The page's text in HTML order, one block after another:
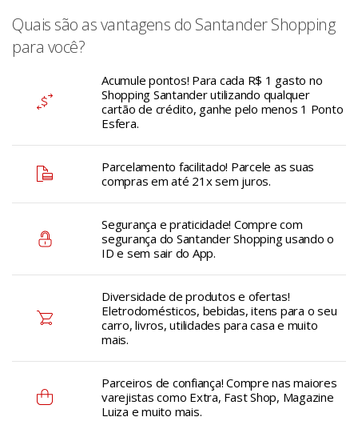
Quais são as vantagens do Santander Shopping
para você?
Acumule pontos! Para cada R$ 1 gasto no
Shopping Santander utilizando qualquer
cartão de crédito, ganhe pelo menos 1 Ponto
Esfera.
Parcelamento facilitado! Parcele as suas
compras em até 21x sem juros.
Segurança e praticidade! Compre com
segurança do Santander Shopping usando o
ID e sem sair do App.
Diversidade de produtos e ofertas!
Eletrodomésticos, bebidas, itens para o seu
carro, livros, utilidades para casa e muito
mais.
Parceiros de confiança! Compre nas maiores
varejistas como Extra, Fast Shop, Magazine
Luiza e muito mais.